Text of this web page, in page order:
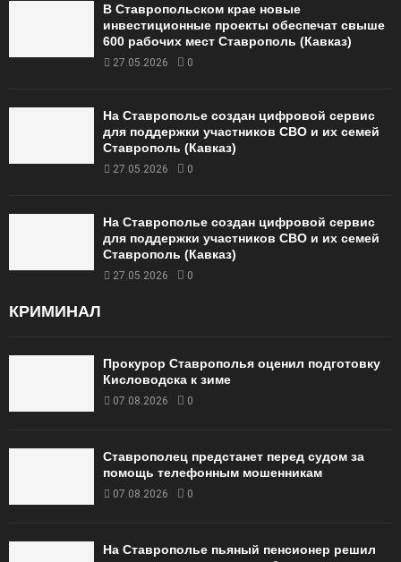
В Ставропольском крае новые
инвестиционные проекты обеспечат свыше
600 рабочих мест Ставрополь (Кавказ)
27.05.2026 0
На Ставрополье создан цифровой сервис
для поддержки участников СВО и их семей
Ставрополь (Кавказ)
27.05.2026 0
На Ставрополье создан цифровой сервис
для поддержки участников СВО и их семей
Ставрополь (Кавказ)
27.05.2026 0
КРИМИНАЛ
Прокурор Ставрополья оценил подготовку
Кисловодска к зиме
07.08.2026 0
Ставрополец предстанет перед судом за
помощь телефонным мошенникам
07.08.2026 0
На Ставрополье пьяный пенсионер решил